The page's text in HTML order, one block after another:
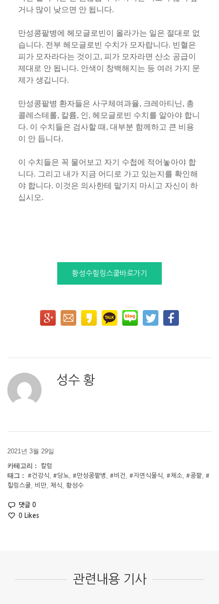
거나 많이 낮으면 안 됩니다.
만성콩팥병에 헤모글로빈이 올라가는 일은 절대로 없
습니다. 전부 헤모글로빈 수치가 모자랍니다. 빈혈은
피가 모자라다는 것이고, 피가 모자라면 산소 공급이
제대로 안 됩니다. 안색이 창백해지는 등 여러 가지 문
제가 생깁니다.
만성콩팥병 환자들은 사구체여과율, 크레아티닌, 총
콜레스테롤, 칼륨, 인, 헤모글로빈 수치를 알아야 합니
다. 이 수치들은 검사할 때, 대부분 함께하고 큰 비용
이 안 듭니다.
이 수치들은 꼭 물어보고 자기 수첩에 적어놓아야 합
니다. 그리고 내가 지금 어디로 가고 있는지를 확인해
야 합니다. 이것은 의사한테 맡기지 마시고 자신이 하
십시오.
황성수힐링스쿨바로가기
성수 황
2021년 3월 29일
카테고리 :
칼럼
태그 : #건강식 #당뇨 #만성콩팥병 #비건 #자연식물식 #채소 #콩팥
#
힐링스쿨
비만 채식 황성수
댓글 0
0 Likes
관련내용 기사